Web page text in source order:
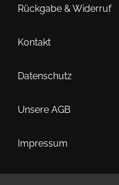
Rückgabe & Widerruf
Kontakt
Datenschutz
Unsere AGB
Impressum